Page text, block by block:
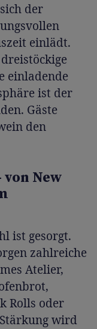
der
einlädt.
einladende
ist der
Gäste
den
von New
ist gesorgt.
zahlreiche
Atelier,
Rolls oder
wird